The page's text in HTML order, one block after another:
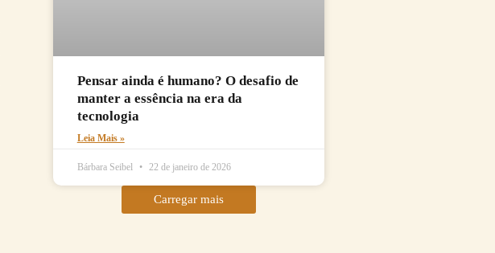
Pensar ainda é humano? O desafio de
manter a essência na era da
tecnologia
Leia Mais »
Bárbara Seibel 22 de janeiro de 2026
Carregar mais